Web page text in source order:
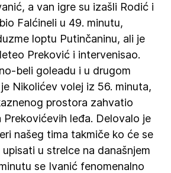
a van igre su izašli Rodić i
Falćineli u 49. minutu,
loptu Putinčaninu, ali je
Preković i intervenisao.
beli goleadu i u drugom
Nikolićev volej iz 56. minuta,
prostora zahvatio
leđa. Delovalo je
našeg tima takmiče ko će se
u strelce na današnjem
se Ivanić fenomenalno